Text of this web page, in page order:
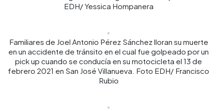
EDH/ Yessica Hompanera
Familiares de Joel Antonio Pérez Sánchez lloran su muerte
en un accidente de tránsito en el cual fue golpeado por un
pick up cuando se conducía en su motocicleta el 13 de
febrero 2021 en San José Villanueva. Foto EDH/ Francisco
Rubio